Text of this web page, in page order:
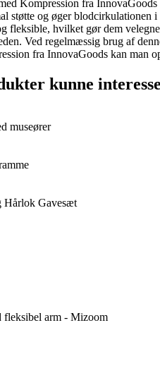
Kompression fra
støtte og øger
fleksible, hvilket gør dem
Ved regelmæssig brug af
fra InnovaGoods kan man
kunne
museører
Hårlok Gavesæt
fleksibel arm - Mizoom